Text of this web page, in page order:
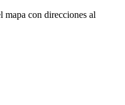
mapa con direcciones al